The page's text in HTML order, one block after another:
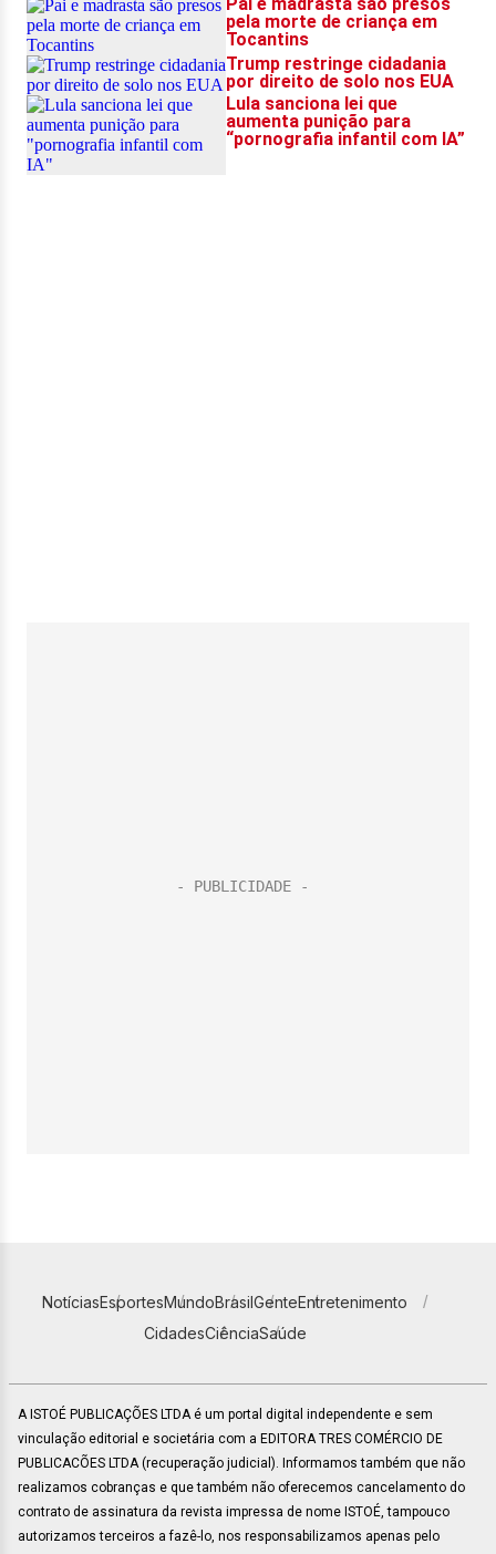
NotíciasEsportesMundoBrasilGenteEntretenimento
CidadesCiênciaSaúde
A ISTOÉ PUBLICAÇÕES LTDA é um portal digital independente e sem
vinculação editorial e societária com a EDITORA TRES COMÉRCIO DE
PUBLICACÕES LTDA (recuperação judicial). Informamos também que não
realizamos cobranças e que também não oferecemos cancelamento do
contrato de assinatura da revista impressa de nome ISTOÉ, tampouco
autorizamos terceiros a fazê-lo, nos responsabilizamos apenas pelo